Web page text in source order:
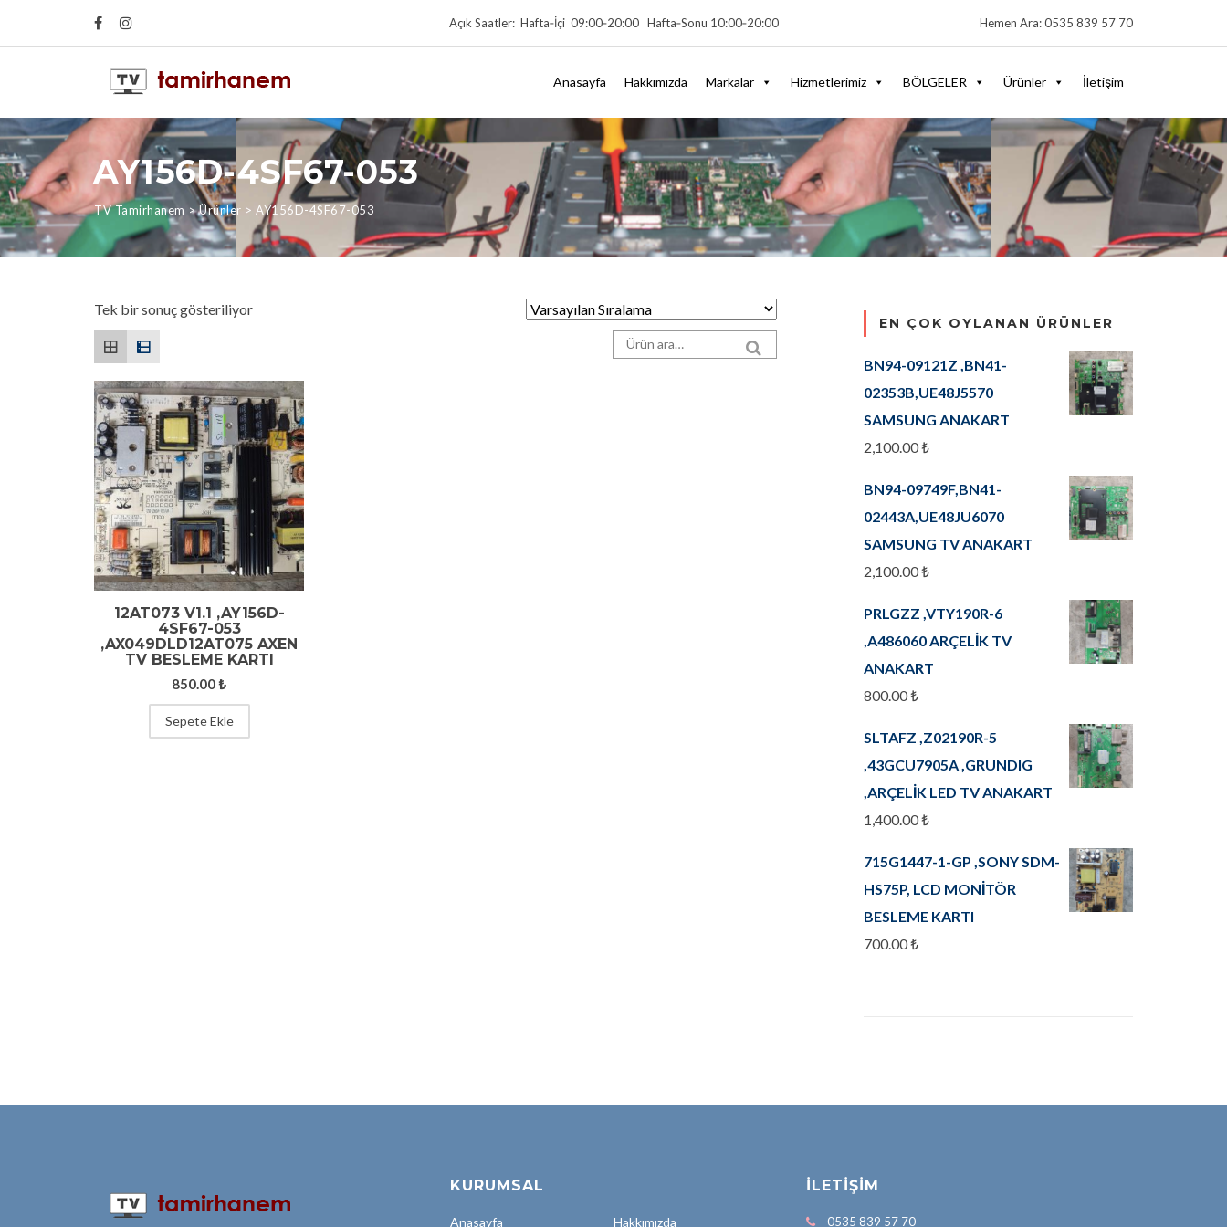
Açık Saatler: Hafta‑İçi 09:00‑20:00 Hafta‑Sonu 10:00‑20:00 Hemen Ara: 0535 839 57 70
Anasayfa Hakkımızda Markalar Hizmetlerimiz BÖLGELER Ürünler İletişim
AY156D-4SF67-053
TV Tamirhanem >Ürünler > AY156D-4SF67-053
Tek bir sonuç gösteriliyor
Arama sonuçları:
12AT073 V1.1 ,AY156D-
4SF67-053
,AX049DLD12AT075 AXEN
TV BESLEME KARTI
850.00₺
Sepete Ekle
EN ÇOK OYLANAN ÜRÜNLER
BN94-09121Z ,BN41-
02353B,UE48J5570
SAMSUNG ANAKART
2,100.00₺
BN94-09749F,BN41-
02443A,UE48JU6070
SAMSUNG TV ANAKART
2,100.00₺
PRLGZZ ,VTY190R-6
,A486060 ARÇELİK TV
ANAKART
800.00₺
SLTAFZ ,Z02190R-5
,43GCU7905A ,GRUNDIG
,ARÇELİK LED TV ANAKART
1,400.00₺
715G1447-1-GP ,SONY SDM-
HS75P, LCD MONİTÖR
BESLEME KARTI
700.00₺
KURUMSAL
Anasayfa Hakkımızda
İLETIŞIM
0535 839 57 70